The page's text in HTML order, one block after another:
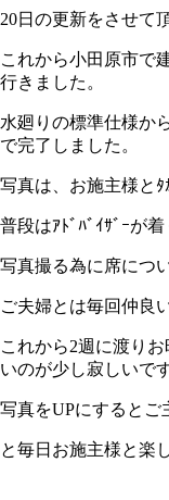
20日の更新をさせて
これから小田原市で
行きました。
水廻りの標準仕様か
で完了しました。
写真は、お施主様とﾀ
普段はｱﾄﾞﾊﾞｲｻﾞｰが
写真撮る為に席につ
ご夫婦とは毎回仲良
これから2週に渡り
いのが少し寂しいで
写真をUPにするとご
と毎日お施主様と楽